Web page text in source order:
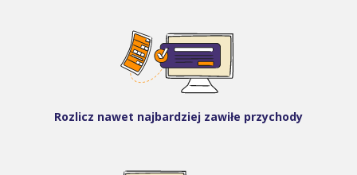
Rozlicz nawet najbardziej zawiłe przychody